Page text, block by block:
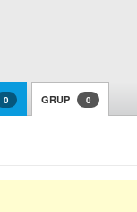
0 GRUP 0